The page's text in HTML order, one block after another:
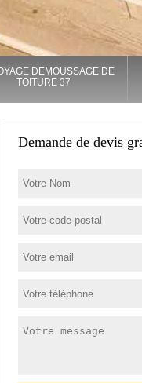
DEMOUSSAGE DE
TOITURE 37
Demande de devis